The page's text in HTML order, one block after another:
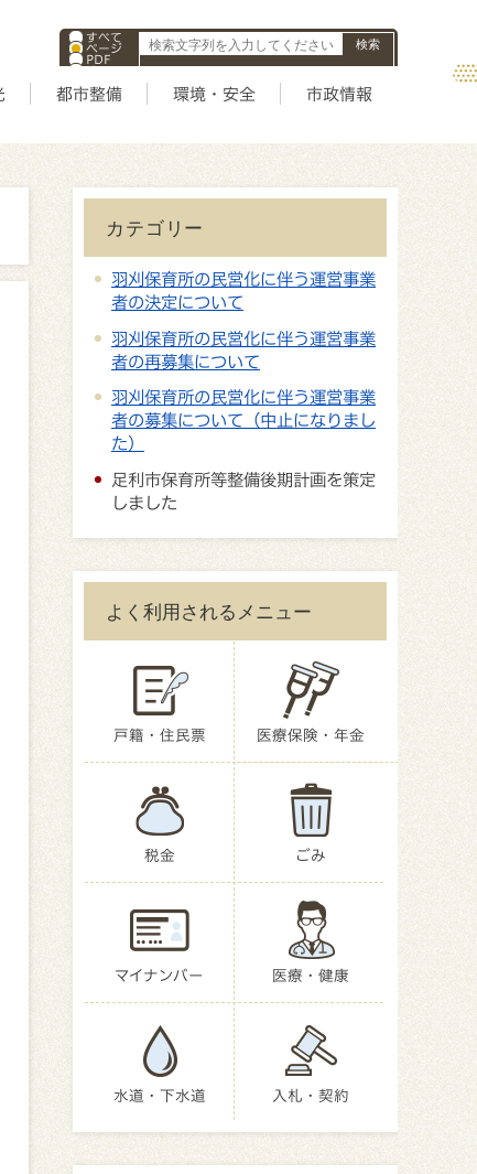
すべて
ページ
PDF
ID
都市整備 環境・安全 市政情報
カテゴリー
羽刈保育所の民営化に伴う運営事業
者の決定について
羽刈保育所の民営化に伴う運営事業
者の再募集について
羽刈保育所の民営化に伴う運営事業
者の募集について（中止になりまし
た）
足利市保育所等整備後期計画を策定
しました
よく利用されるメニュー
戸籍・住民票 医療保険・年金
税金 ごみ
マイナンバー 医療・健康
水道・下水道 入札・契約